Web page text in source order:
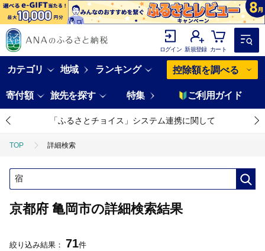
ログイン 新規登録 カート
カテゴリ 地域 ランキング 控除額を調べる
寄付額 旅先を探す 特集 ご利用ガイド
「ふるさとチョイス」システム連携に関して
TOP 詳細検索
京都府 亀岡市の詳細検索結果
絞り込み結果： 71件